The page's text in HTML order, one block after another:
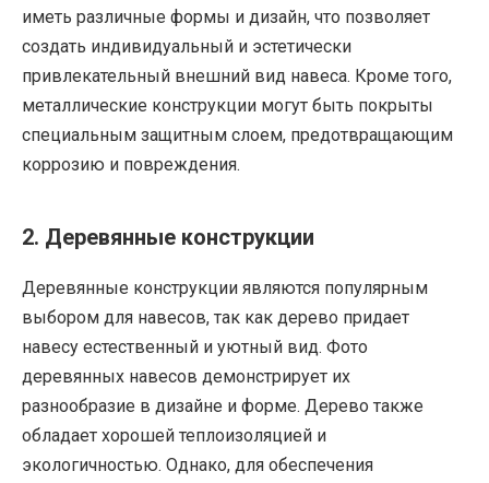
иметь различные формы и дизайн, что позволяет
создать индивидуальный и эстетически
привлекательный внешний вид навеса. Кроме того,
металлические конструкции могут быть покрыты
специальным защитным слоем, предотвращающим
коррозию и повреждения.
2. Деревянные конструкции
Деревянные конструкции являются популярным
выбором для навесов, так как дерево придает
навесу естественный и уютный вид. Фото
деревянных навесов демонстрирует их
разнообразие в дизайне и форме. Дерево также
обладает хорошей теплоизоляцией и
экологичностью. Однако, для обеспечения